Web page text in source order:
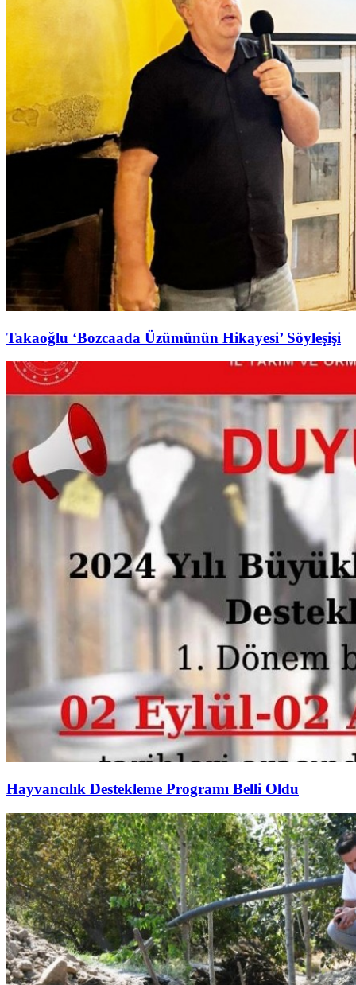
Takaoğlu ‘Bozcaada Üzümünün Hikayesi’ Söyleşişi
Hayvancılık Destekleme Programı Belli Oldu